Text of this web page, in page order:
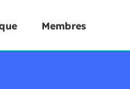
Membres